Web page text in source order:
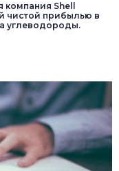
Shell
чистой прибылью в
углеводороды.